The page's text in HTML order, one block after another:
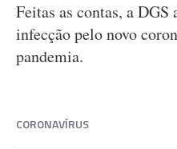
Feitas as contas, a DGS
infecção pelo novo
pandemia.
CORONAVÍRUS